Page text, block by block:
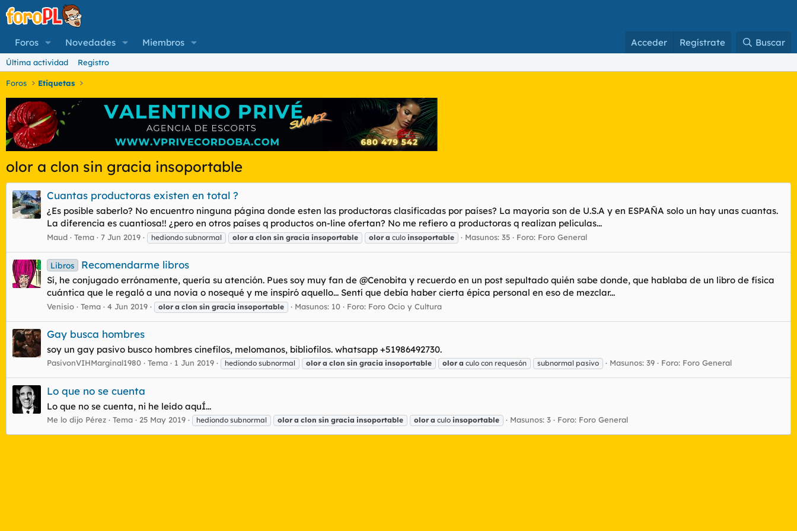
Foros Novedades Miembros Acceder Regístrate Buscar
Última actividad Registro
Foros Etiquetas
olor a clon sin gracia insoportable
Cuantas productoras existen en total ?
¿Es posible saberlo? No encuentro ninguna página donde esten las productoras clasificadas por países? La mayoria son de U.S.A y en ESPAÑA solo un hay unas cuantas.
La diferencia es cuantiosa!! ¿pero en otros países q productos on-line ofertan? No me refiero a productoras q realizan peliculas...
Maud Tema 7 Jun 2019 hediondo subnormal olor a clon sin gracia insoportable olor a culo insoportable Masunos: 35 Foro: Foro General
Libros Recomendarme libros
Sí, he conjugado errónamente, quería su atención. Pues soy muy fan de @Cenobita y recuerdo en un post sepultado quién sabe donde, que hablaba de un libro de física
cuántica que le regaló a una novia o nosequé y me inspiró aquello... Sentí que debía haber cierta épica personal en eso de mezclar...
Venisio Tema 4 Jun 2019 olor a clon sin gracia insoportable Masunos: 10 Foro: Foro Ocio y Cultura
Gay busca hombres
soy un gay pasivo busco hombres cinefilos, melomanos, bibliofilos. whatsapp +51986492730.
PasivonVIHMarginal1980 Tema 1 Jun 2019 hediondo subnormal olor a clon sin gracia insoportable olor a culo con requesón subnormal pasivo Masunos: 39 Foro: Foro General
Lo que no se cuenta
Lo que no se cuenta, ni he leído aquÍ...
Me lo dijo Pérez Tema 25 May 2019 hediondo subnormal olor a clon sin gracia insoportable olor a culo insoportable Masunos: 3 Foro: Foro General